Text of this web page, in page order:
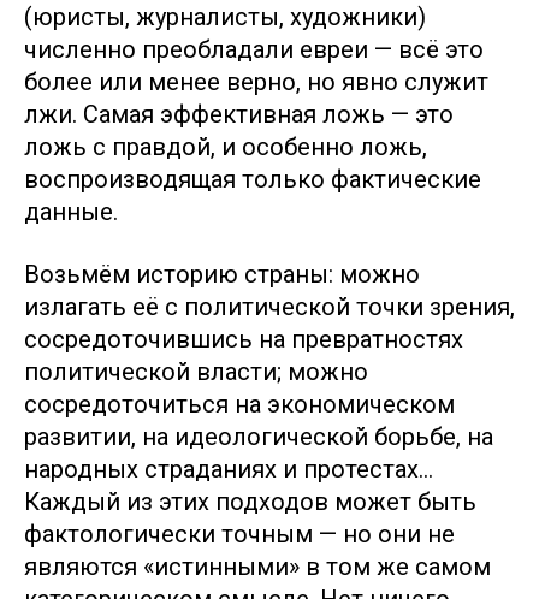
(юристы, журналисты, художники)
численно преобладали евреи — всё это
более или менее верно, но явно служит
лжи. Самая эффективная ложь — это
ложь с правдой, и особенно ложь,
воспроизводящая только фактические
данные.
Возьмём историю страны: можно
излагать её с политической точки зрения,
сосредоточившись на превратностях
политической власти; можно
сосредоточиться на экономическом
развитии, на идеологической борьбе, на
народных страданиях и протестах…
Каждый из этих подходов может быть
фактологически точным — но они не
являются «истинными» в том же самом